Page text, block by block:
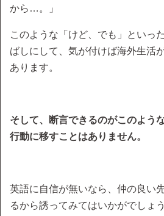
から…。」
このような「けど、でも」といっ
ばしにして、気が付けば海外生活
あります。
そして、断言できるのがこのよう
行動に移すことはありません。
英語に自信が無いなら、仲の良い
るから誘ってみてはいかがでしょ